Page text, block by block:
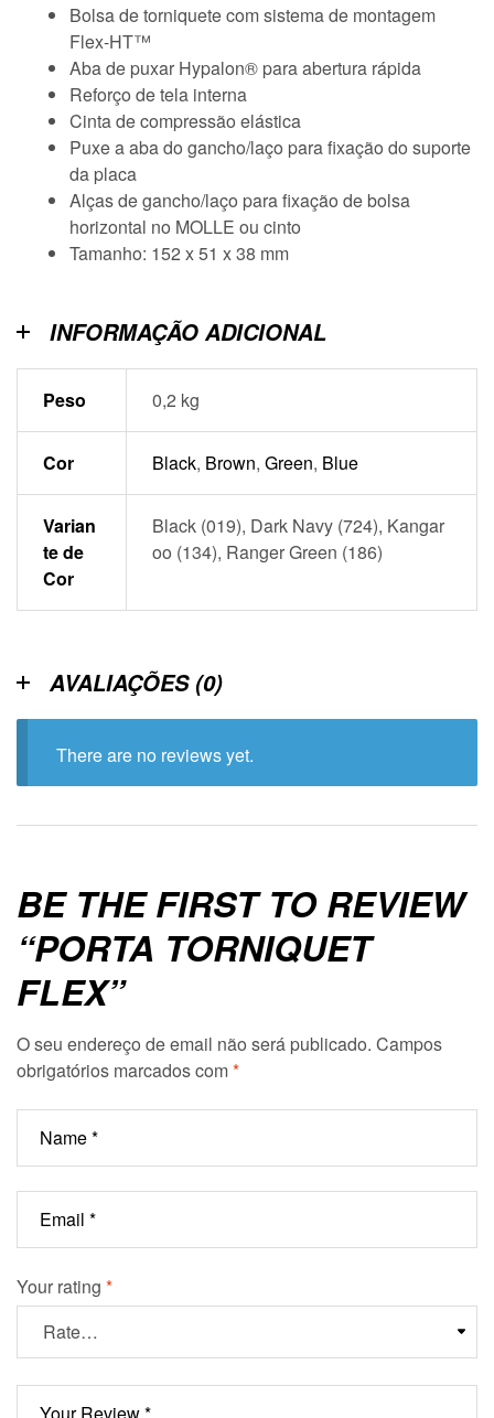
Bolsa de torniquete com sistema de montagem
Flex-HT™
Aba de puxar Hypalon® para abertura rápida
Reforço de tela interna
Cinta de compressão elástica
Puxe a aba do gancho/laço para fixação do suporte
da placa
Alças de gancho/laço para fixação de bolsa
horizontal no MOLLE ou cinto
Tamanho: 152 x 51 x 38 mm
INFORMAÇÃO ADICIONAL
Peso 0,2 kg
Cor Black, Brown, Green, Blue
Varian
te de
Cor
Black (019), Dark Navy (724), Kangar
oo (134), Ranger Green (186)
AVALIAÇÕES (0)
There are no reviews yet.
BE THE FIRST TO REVIEW
“PORTA TORNIQUET
FLEX”
O seu endereço de email não será publicado. Campos
obrigatórios marcados com*
Your rating *